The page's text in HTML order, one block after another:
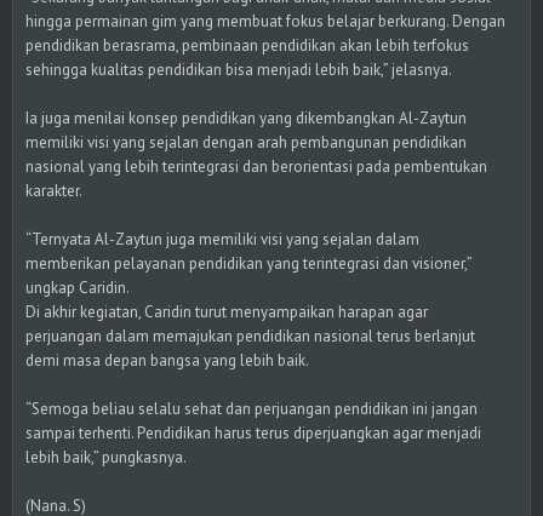
hingga permainan gim yang membuat fokus belajar berkurang. Dengan
pendidikan berasrama, pembinaan pendidikan akan lebih terfokus
sehingga kualitas pendidikan bisa menjadi lebih baik,” jelasnya.
Ia juga menilai konsep pendidikan yang dikembangkan Al-Zaytun
memiliki visi yang sejalan dengan arah pembangunan pendidikan
nasional yang lebih terintegrasi dan berorientasi pada pembentukan
karakter.
“Ternyata Al-Zaytun juga memiliki visi yang sejalan dalam
memberikan pelayanan pendidikan yang terintegrasi dan visioner,”
ungkap Caridin.
Di akhir kegiatan, Caridin turut menyampaikan harapan agar
perjuangan dalam memajukan pendidikan nasional terus berlanjut
demi masa depan bangsa yang lebih baik.
“Semoga beliau selalu sehat dan perjuangan pendidikan ini jangan
sampai terhenti. Pendidikan harus terus diperjuangkan agar menjadi
lebih baik,” pungkasnya.
(Nana. S)